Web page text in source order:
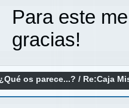
Para este
gracias!
os parece...? / Re:Caja